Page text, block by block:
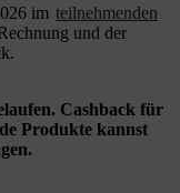
im teilnehmenden
und der
Cashback für
Produkte kannst